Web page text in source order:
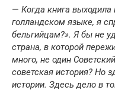
— Когда книга выходила
голландском языке, я
бельгийцам?». Я бы не
страна, в которой
много, не один
советская история? Но
истории. Здесь дело в